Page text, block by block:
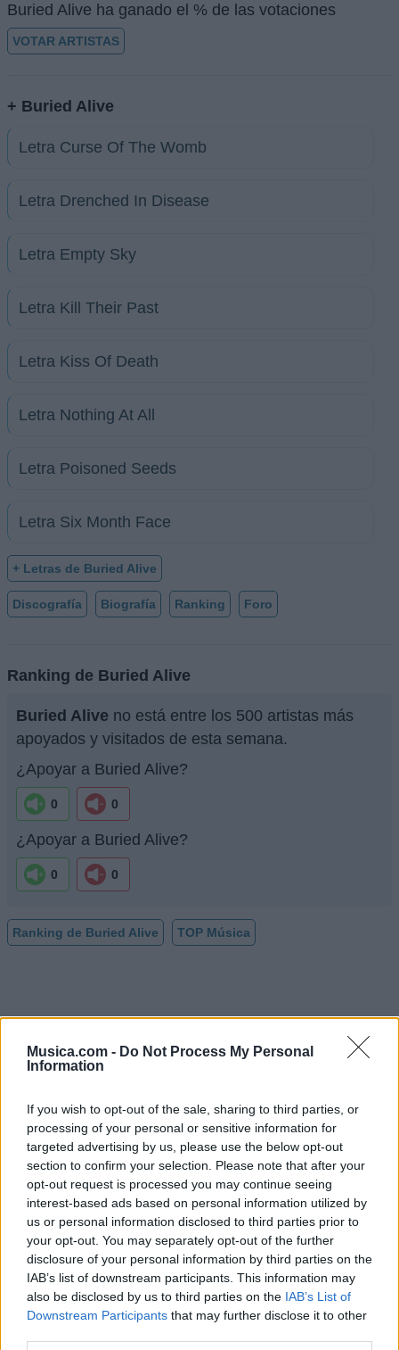
Musica.com - Do Not Process My Personal
Information
If you wish to opt-out of the sale, sharing to third parties, or
processing of your personal or sensitive information for
targeted advertising by us, please use the below opt-out
section to confirm your selection. Please note that after your
opt-out request is processed you may continue seeing
interest-based ads based on personal information utilized by
us or personal information disclosed to third parties prior to
your opt-out. You may separately opt-out of the further
disclosure of your personal information by third parties on the
IAB’s list of downstream participants. This information may
also be disclosed by us to third parties on the IAB’s List of
Downstream Participants that may further disclose it to other
Buried Alive ha ganado el % de las votaciones
VOTAR ARTISTAS
+ Buried Alive
Letra Curse Of The Womb
Letra Drenched In Disease
Letra Empty Sky
Letra Kill Their Past
Letra Kiss Of Death
Letra Nothing At All
Letra Poisoned Seeds
Letra Six Month Face
+ Letras de Buried Alive
Discografía Biografía Ranking Foro
Ranking de Buried Alive
Buried Alive no está entre los 500 artistas más
apoyados y visitados de esta semana.
¿Apoyar a Buried Alive?
0 0
¿Apoyar a Buried Alive?
0 0
Ranking de Buried Alive TOP Música
Ver perfil
@musicapuntocom Ver perfil